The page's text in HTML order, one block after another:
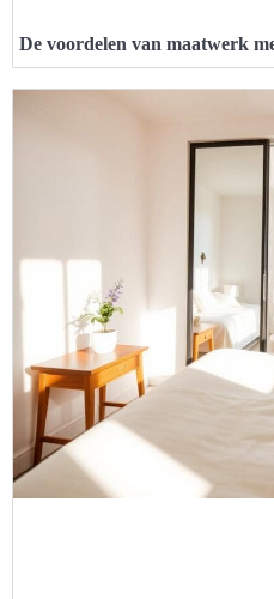
De voordelen van maatwerk